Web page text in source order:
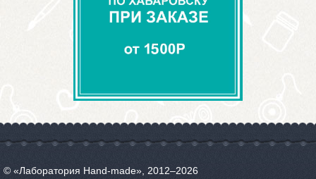
© «Лаборатория Hand-made», 2012‒2026